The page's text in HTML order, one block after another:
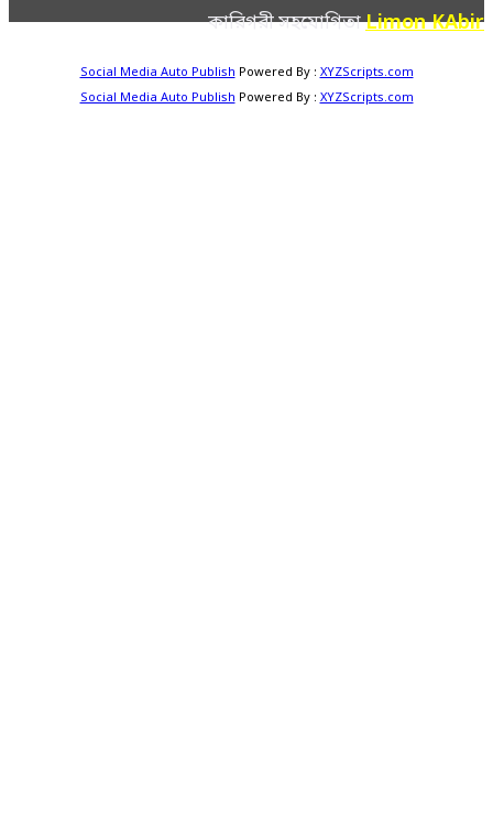
কারিগরী সহযোগিতাLimon KAbir
Social Media Auto Publish Powered By : XYZScripts.com
Social Media Auto Publish Powered By : XYZScripts.com